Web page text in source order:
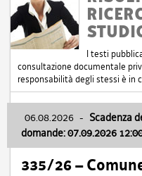
I testi
consultazione documentale
responsabilità degli stessi è in
06.08.2026 - Scadenza
domande: 07.09.2026
335/26 –